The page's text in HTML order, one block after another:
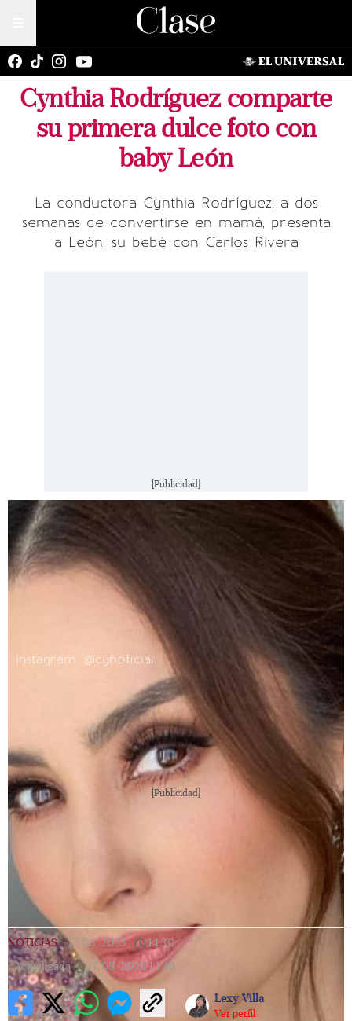
Cynthia Rodríguez comparte
su primera dulce foto con
baby León
La conductora Cynthia Rodríguez, a dos
semanas de convertirse en mamá, presenta
a León, su bebé con Carlos Rivera
[Publicidad]
Instagram: @cynoficial
[Publicidad]
NOTICIAS | 17/08/2023 | 14:30 |
Actualizada
17/08/2023 14:46
Lexy Villa
Ver perfil